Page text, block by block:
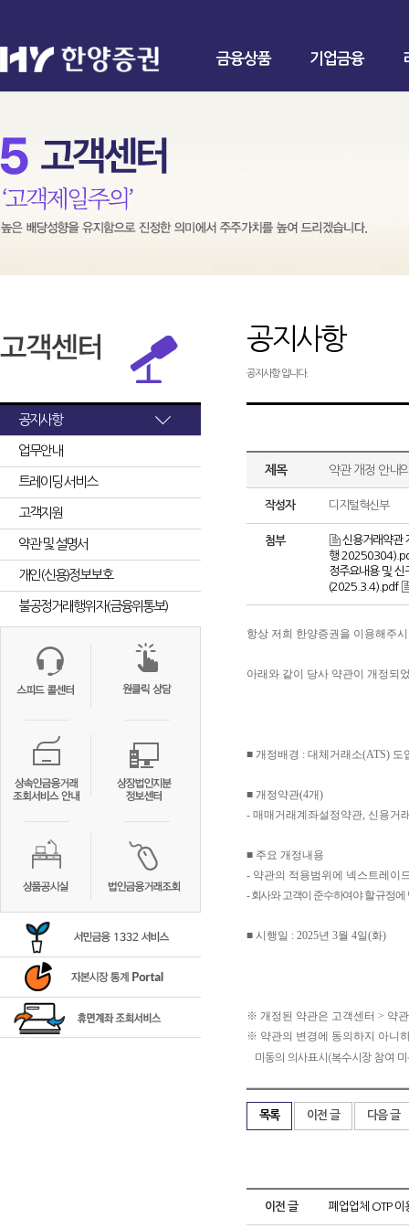
금융상품 기업금융
공지사항
업무안내
트레이딩 서비스
고객지원
약관 및 설명서
개인(신용)정보보호
불공정거래행위자(금융위통보)
공지사항
공지사항 입니다.
제목 약관 개정 안내
작성자 디지털혁신부
첨부
신용거래약관
행
정주요내용 및
(2025.3.4).pdf
항상 저희 한양증권을 이용해주
아래와 같이 당사 약관이 개정되
■ 개정배경 : 대체거래소(ATS) 도
■ 개정약관(4개)
- 매매거래계좌설정약관, 신용거
■ 주요 개정내용
- 약관의 적용범위에 넥스트레이
-회사와 고객이 준수하여야 할 규정
■ 시행일 : 2025년 3월 4일 (화)
※ 개정된 약관은 고객센터 > 약관
※ 약관의 변경에 동의하지 아니
미동의 의사표시(복수시장 참여
목록 이전 글 다음 글
이전 글 폐업업체 OTP 이